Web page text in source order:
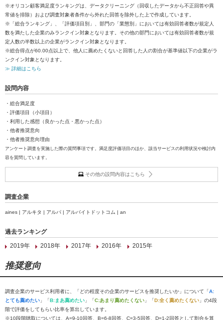
※オリコン顧客満足度ランキングは、データクリーニング（回収したデータから不正回答や異
常値を排除）および調査対象者条件から外れた回答を除外した上で作成しています。
※「総合ランキング」、「評価項目別」、部門の「業態別」においては有効回答者数が規定人
数を満たした企業のみランクイン対象となります。その他の部門においては有効回答者数が規
定人数の半数以上の企業がランクイン対象となります。
※総合得点が60.00点以上で、他人に薦めたくないと回答した人の割合が基準値以下の企業がラ
ンクイン対象となります。
≫ 詳細はこちら
設問内容
・総合満足度
・評価項目（小項目）
・利用した感想（良かった点・悪かった点）
・他者推奨意向
・他者推奨意向理由
アンケート調査を実施した際の質問事項です。満足度評価項目のほか、該当サービスの利用状況や検討内
容を質問しています。
その他の設問内容はこちら
調査企業
aines | アルキタ | アルパ | アルバイトドットコム | an
過去ランキング
2019年
2018年 2017年 2016年 2015年
推奨意向
調査企業のサービス利用者に、「どの程度その企業のサービスを推奨したいか」について「A:
とても薦めたい 」「B:まあ薦めたい 」「C:あまり薦めたくない 」「D:全く薦めたくない 」の4段
階で評価をしてもらい比率を算出しています。
※10段階聴取については、A=9-10回答、B=6-8回答、C=3-5回答、D=1-2回答として割合を算